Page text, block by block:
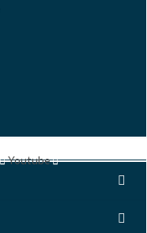
Youtube